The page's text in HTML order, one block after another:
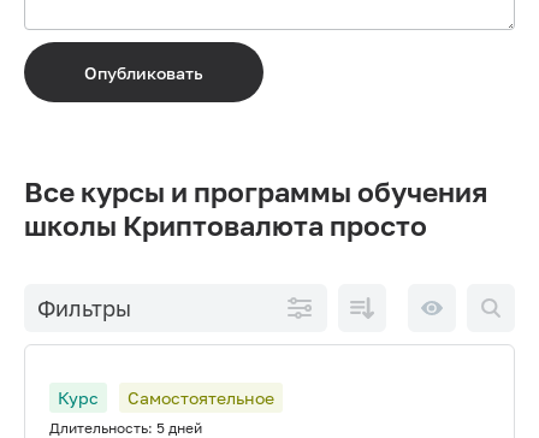
Опубликовать
Все курсы и программы обучения
школы Криптовалюта просто
Фильтры
возрастанию
10 на
странице
Курс Самостоятельное
Длительность: 5 дней